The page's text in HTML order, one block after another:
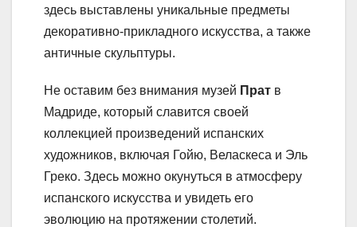
здесь выставлены уникальные предметы
декоративно-прикладного искусства, а также
античные скульптуры.
Не оставим без внимания музей Прат в
Мадриде, который славится своей
коллекцией произведений испанских
художников, включая Гойю, Веласкеса и Эль
Греко. Здесь можно окунуться в атмосферу
испанского искусства и увидеть его
эволюцию на протяжении столетий.